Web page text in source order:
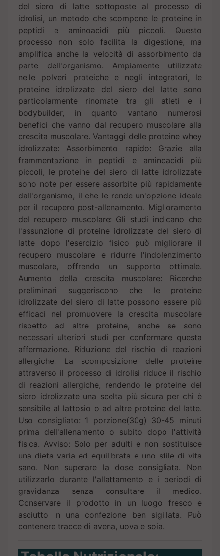
del siero di latte sottoposte al processo di
idrolisi, un metodo che scompone le proteine in
peptidi e aminoacidi più piccoli. Questo
processo non solo facilita la digestione, ma
amplifica anche la velocità di assorbimento da
parte dell'organismo. Ampiamente utilizzate
nelle polveri proteiche e negli integratori, le
proteine idrolizzate del siero del latte sono
particolarmente rinomate tra gli atleti e i
bodybuilder, in quanto vantano numerosi
benefici che vanno dal recupero muscolare alla
crescita muscolare. Vantaggi delle proteine whey
idrolizzate: Assorbimento rapido: Grazie alla
frammentazione in peptidi e aminoacidi più
piccoli, le proteine del siero di latte idrolizzate
sono note per essere assorbite più rapidamente
dall'organismo, il che le rende un'opzione ideale
per il recupero post-allenamento. Miglioramento
del recupero muscolare: Gli studi indicano che
l'assunzione di proteine idrolizzate del siero di
latte dopo l'esercizio fisico può migliorare il
recupero muscolare e ridurre l'indolenzimento
muscolare, offrendo un supporto ottimale.
Aumento della crescita muscolare: Ricerche
preliminari suggeriscono che le proteine
idrolizzate del siero di latte possono essere più
efficaci nel promuovere la crescita muscolare
rispetto ad altre proteine, anche se sono
necessari ulteriori studi per confermare questa
affermazione. Riduzione del rischio di reazioni
allergiche: La scomposizione delle proteine
attraverso il processo di idrolisi riduce il rischio
di reazioni allergiche, rendendo le proteine del
siero idrolizzate una scelta più sicura per chi è
sensibile al lattosio o ad altre proteine del latte.
Uso consigliato: 1 porzione(30g) 30-45 minuti
prima dell'allenamento o subito dopo l'attività
fisica. Avviso: Solo per adulti e non sostituisce
una dieta varia ed equilibrata e uno stile di vita
sano. Non superare la dose consigliata. Non
utilizzarlo durante l'allattamento e i periodi di
gravidanza senza consultare il medico.
Conservare il prodotto in un luogo fresco e
asciutto in una confezione ben sigillata. Può
contenere tracce di avena, uova e soia.